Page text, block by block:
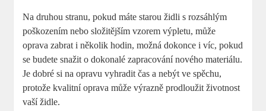
Na druhou stranu, pokud máte starou židli s rozsáhlým
poškozením nebo složitějším vzorem výpletu, může
oprava zabrat i několik hodin, možná dokonce i víc, pokud
se budete snažit o dokonalé zapracování nového materiálu.
Je dobré si na opravu vyhradit čas a nebýt ve spěchu,
protože kvalitní oprava může výrazně prodloužit životnost
vaší židle.